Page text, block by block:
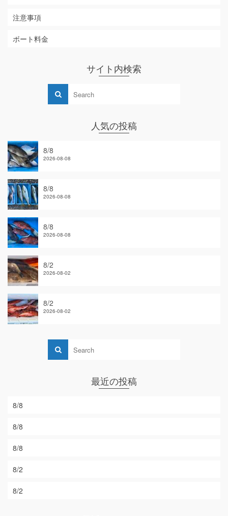
注意事項
ボート料金
サイト内検索
人気の投稿
8/8
2026-08-08
8/8
2026-08-08
8/8
2026-08-08
8/2
2026-08-02
8/2
2026-08-02
最近の投稿
8/8
8/8
8/8
8/2
8/2